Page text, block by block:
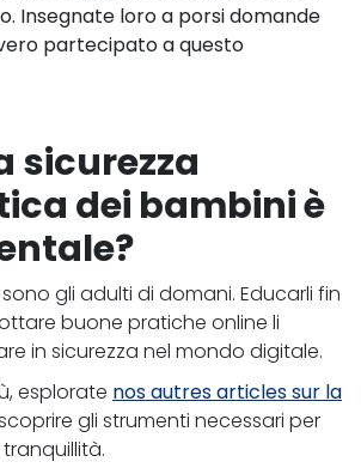
Insegnate loro a porsi domande
partecipato a questo
sicurezza
dei bambini è
gli adulti di domani. Educarli fin
buone pratiche online li
in sicurezza nel mondo digitale.
esplorate nos autres articles sur la
gli strumenti necessari per